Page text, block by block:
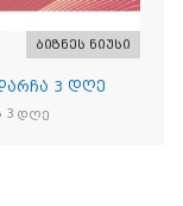
ბიზნეს ნიუსი
3 დღე
3 დღე